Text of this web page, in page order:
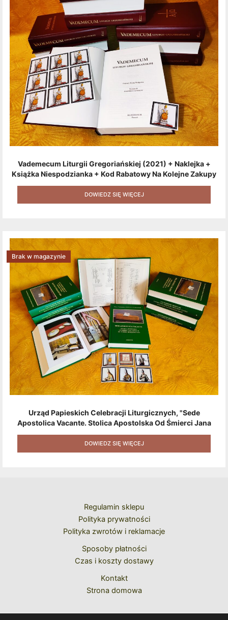
Vademecum Liturgii Gregoriańskiej (2021) + Naklejka +
Książka Niespodzianka + Kod Rabatowy Na Kolejne Zakupy
+ Gratis (książka W Formacie Elektronicznym) [zestaw 3
Produktów + Kod Rabatowy + Gratis]
DOWIEDZ SIĘ WIĘCEJ
Urząd Papieskich Celebracji Liturgicznych, "Sede
Apostolica Vacante. Stolica Apostolska Od Śmierci Jana
Pawła II Do Wyboru Benedykta XVI" [2020] + Zestaw 6
Naklejek + Książka Niespodzianka + Kod Rabatowy Na
Kolejne Zakupy
Brak w magazynie
DOWIEDZ SIĘ WIĘCEJ
Regulamin sklepu
Polityka prywatności
Polityka zwrotów i reklamacje
Sposoby płatności
Czas i koszty dostawy
Kontakt
Strona domowa